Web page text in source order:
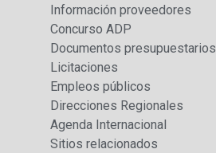
Información proveedores
Concurso ADP
Documentos presupuestarios
Licitaciones
Empleos públicos
Direcciones Regionales
Agenda Internacional
Sitios relacionados